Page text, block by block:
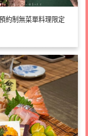
約制無菜單料理限定